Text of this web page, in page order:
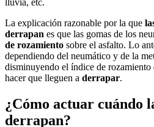
lluvia, etc.
La explicación razonable por la que
derrapan es que las gomas de los
de rozamiento sobre el asfalto. Lo
dependiendo del neumático y de la
disminuyendo el índice de rozamiento
hacer que lleguen a derrapar.
¿Cómo actuar cuándo
derrapan?